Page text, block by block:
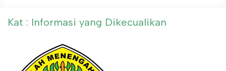
Kat : Informasi yang Dikecualikan